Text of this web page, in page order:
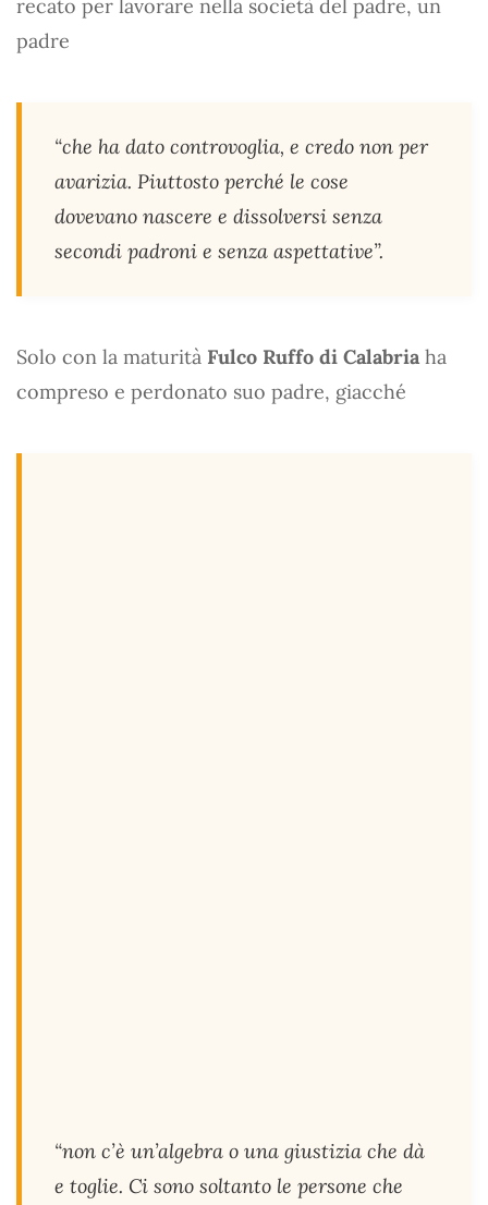
recato per lavorare nella società del padre, un
padre
“che ha dato controvoglia, e credo non per
avarizia. Piuttosto perché le cose
dovevano nascere e dissolversi senza
secondi padroni e senza aspettative”.
Solo con la maturità Fulco Ruffo di Calabria ha
compreso e perdonato suo padre, giacché
“non c’è un’algebra o una giustizia che dà
e toglie. Ci sono soltanto le persone che